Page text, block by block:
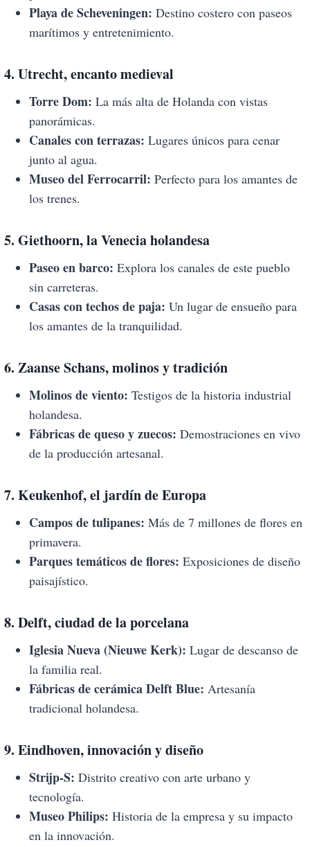
Playa de Scheveningen: Destino costero con paseos
marítimos y entretenimiento.
4. Utrecht, encanto medieval
Torre Dom: La más alta de Holanda con vistas
panorámicas.
Canales con terrazas: Lugares únicos para cenar
junto al agua.
Museo del Ferrocarril: Perfecto para los amantes de
los trenes.
5. Giethoorn, la Venecia holandesa
Paseo en barco: Explora los canales de este pueblo
sin carreteras.
Casas con techos de paja: Un lugar de ensueño para
los amantes de la tranquilidad.
6. Zaanse Schans, molinos y tradición
Molinos de viento: Testigos de la historia industrial
holandesa.
Fábricas de queso y zuecos: Demostraciones en vivo
de la producción artesanal.
7. Keukenhof, el jardín de Europa
Campos de tulipanes: Más de 7 millones de flores en
primavera.
Parques temáticos de flores: Exposiciones de diseño
paisajístico.
8. Delft, ciudad de la porcelana
Iglesia Nueva (Nieuwe Kerk): Lugar de descanso de
la familia real.
Fábricas de cerámica Delft Blue: Artesanía
tradicional holandesa.
9. Eindhoven, innovación y diseño
Strijp-S: Distrito creativo con arte urbano y
tecnología.
Museo Philips: Historia de la empresa y su impacto
en la innovación.